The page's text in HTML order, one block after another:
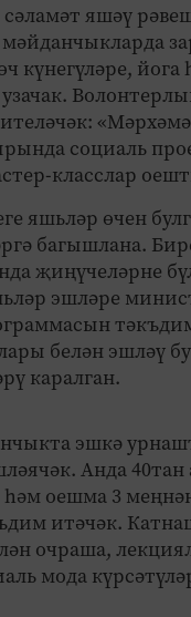
яшәү
күнегүләре,
социаль
класслар
яшьләр өчен
багышлана.
җиңүчеләрне
эшләре
белән эшләү
каралган.
эшкә
Анда
оешма 3
итәчәк.
очраша,
мода